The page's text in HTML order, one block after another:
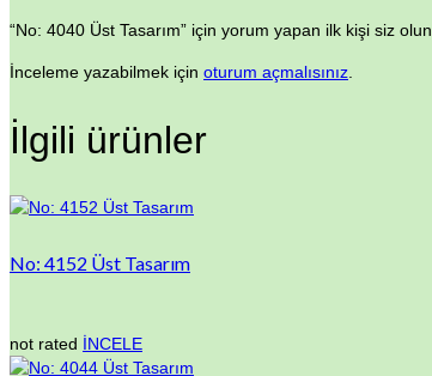
“No: 4040 Üst Tasarım” için yorum yapan ilk kişi siz olun
İnceleme yazabilmek için oturum açmalısınız
İlgili ürünler
No: 4152 Üst Tasarım
not rated İNCELE